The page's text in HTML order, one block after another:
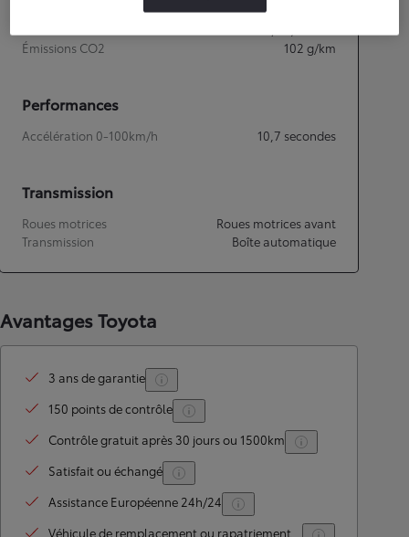
Émissions CO2
102 g/km
Performances
Accélération 0-100km/h 10,7 secondes
Transmission
Roues motrices
Roues motrices avant
Transmission
Boîte automatique
Avantages Toyota
3 ans de garantie
150 points de contrôle
Contrôle gratuit après 30 jours ou 1500km
Satisfait ou échangé
Assistance Européenne 24h/24
Véhicule de remplacement ou rapatriement